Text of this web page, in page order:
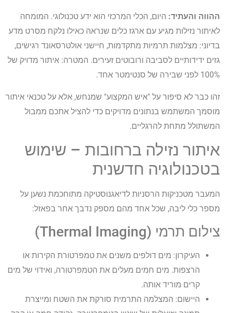
ההווה והעתיד: היום, הכלי המרכזי הוא ידע טכנולוגי. המומחה
לאיתור נזילות מגיע עם ארגז כלים שנראה כאילו נלקח מסרט מדע
בדיוני: מצלמות תרמיות מתקדמות, חיישני אולטרסאונד רגישים,
גזים ידידותיים לסביבה ורובוטים זעירים. המטרה: איתור מדויק של
100% לפני שבירה של סנטימטר אחד.
זהו כבר לא סיפור על "איש המקצוע" שמנחש, אלא על טכנאי איתור
מוסמך המשתמש בנתונים מדויקים כדי להציל אתכם ממבול
המשתולל מתחת להרגליים.
איתור נזילה ברחובות – שימוש
בטכנולוגיה חדשנית
המעבר מטכניקות הרסניות לדיאגנוסטיקה מתוחכמת נשען על
מספר כלי ליבה, שכל אחד מהם מספק נדבך אחר בפאזל:
צילום תרמי (Thermal Imaging)
העיקרון: מים דולפים משנים את טמפרטורת הקירות או
הרצפות. מים חמים מעלים את הטמפרטורה, ואידוי של מים
קרים מוריד אותה.
היישום: המצלמה התרמית סורקת את השטח ומייצרת